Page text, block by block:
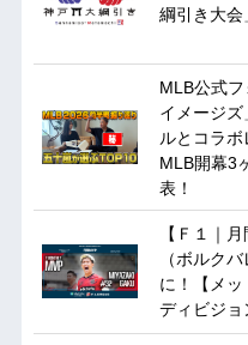
綱引き大
MLB公式
イメージ
ルとコラ
MLB開幕3
表！
【Ｆ１｜
（ボルク
に！【メ
ディビジョ